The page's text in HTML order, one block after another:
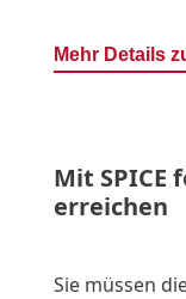
Mehr Details
Mit SPICE
erreichen
Sie müssen